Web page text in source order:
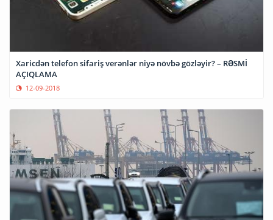
Xaricdən telefon sifariş verənlər niyə növbə gözləyir? – RƏSMİ
AÇIQLAMA
12-09-2018